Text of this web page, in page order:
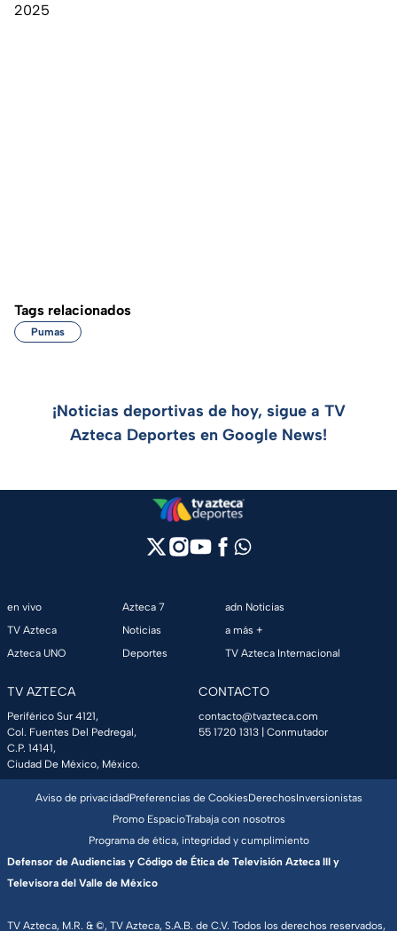
2025
Tags relacionados
Pumas
¡Noticias deportivas de hoy, sigue a TV
Azteca Deportes en Google News!
en vivo
TV Azteca
Azteca UNO
Azteca 7
Noticias
Deportes
adn Noticias
a más +
TV Azteca Internacional
TV AZTECA
Periférico Sur 4121,
Col. Fuentes Del Pedregal,
C.P. 14141,
Ciudad De México, México.
CONTACTO
contacto@tvazteca.com
55 1720 1313 | Conmutador
TV Azteca, M.R. & ©, TV Azteca, S.A.B. de C.V. Todos los derechos reservados,
Aviso de privacidadPreferencias de CookiesDerechosInversionistas
Promo EspacioTrabaja con nosotros
Programa de ética, integridad y cumplimiento
Defensor de Audiencias y Código de Ética de Televisión Azteca III y
Televisora del Valle de México